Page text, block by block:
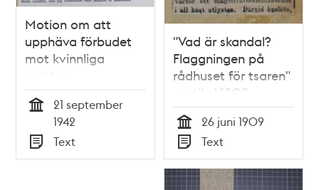
Motion om att
upphäva förbudet
mot kvinnliga
präster -
stadsfullmäktige
1942
21 september
1942
Typ
Text
"Vad är skandal?
Flaggningen på
rådhuset för tsaren"
- artikel 1909
Tid
26 juni 1909
Typ
Text